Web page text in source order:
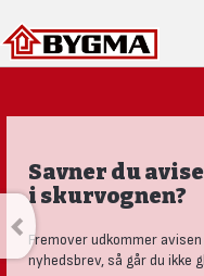
Savner du
i skurvognen?
Fremover udkommer
nyhedsbrev, så går du ikke